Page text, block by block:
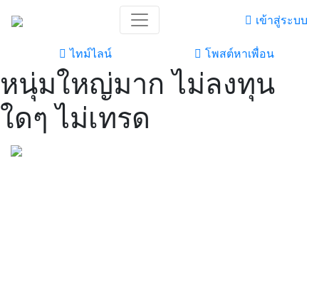
เข้าสู่ระบบ
ไทม์ไลน์ โพสต์หาเพื่อน
หนุ่มใหญ่มาก ไม่ลงทุน
ใดๆ ไม่เทรด